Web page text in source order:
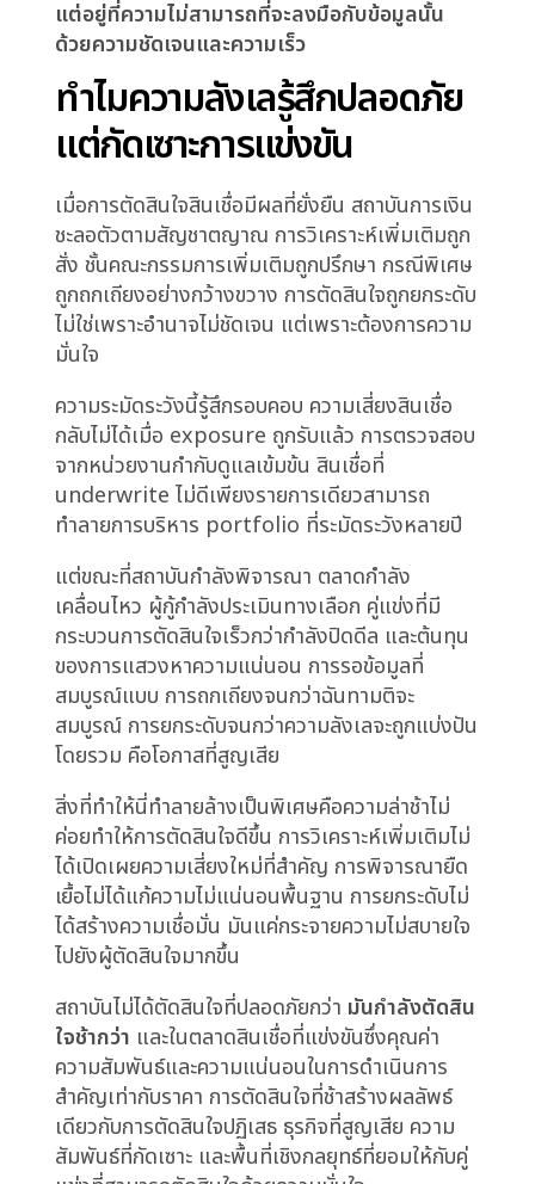
ทบทวนระดับอาวุโส Covenants ถูกถกเถียง ราคา
ถูกพิจารณาใหม่ และหกสัปดาห์ต่อมา เมื่อการ
ตัดสินใจถูกทำในที่สุด ผู้กู้ได้รับการจัดหาเงินทุนจาก
ที่อื่นแล้ว ในเงื่อนไขที่ดีกว่า จากคู่แข่งที่ลงมือในสอง
สัปดาห์
ความสูญเสียจริง แต่มันไม่ถูกบันทึกเป็นการสูญเสีย
สินเชื่อ มันถูกหาเหตุผลว่าเป็นพลวัตการแข่งขัน
สภาวะตลาด หรือปัจจัยความสัมพันธ์นอกเหนือการ
ควบคุมของสถาบัน
ความจริงต่างออกไป:
สามารถที่จะแข่งขัน ต้นทุนไม่ได้อยู่ที่การขาดข้อมูล
แต่อยู่ที่ความไม่สามารถที่จะลงมือกับข้อมูลนั้น
ด้วยความชัดเจนและความเร็ว
ทำไมความลังเลรู้สึกปลอดภัย
แต่กัดเซาะการแข่งขัน
เมื่อการตัดสินใจสินเชื่อมีผลที่ยั่งยืน สถาบันการเงิน
ชะลอตัวตามสัญชาตญาณ การวิเคราะห์เพิ่มเติมถูก
สั่ง ชั้นคณะกรรมการเพิ่มเติมถูกปรึกษา กรณีพิเศษ
ถูกถกเถียงอย่างกว้างขวาง การตัดสินใจถูกยกระดับ
ไม่ใช่เพราะอำนาจไม่ชัดเจน แต่เพราะต้องการความ
มั่นใจ
ความระมัดระวังนี้รู้สึกรอบคอบ ความเสี่ยงสินเชื่อ
กลับไม่ได้เมื่อ exposure ถูกรับแล้ว การตรวจสอบ
จากหน่วยงานกำกับดูแลเข้มข้น สินเชื่อที่
underwrite ไม่ดีเพียงรายการเดียวสามารถ
ทำลายการบริหาร portfolio ที่ระมัดระวังหลายปี
แต่ขณะที่สถาบันกำลังพิจารณา ตลาดกำลัง
เคลื่อนไหว ผู้กู้กำลังประเมินทางเลือก คู่แข่งที่มี
กระบวนการตัดสินใจเร็วกว่ากำลังปิดดีล และต้นทุน
ของการแสวงหาความแน่นอน การรอข้อมูลที่